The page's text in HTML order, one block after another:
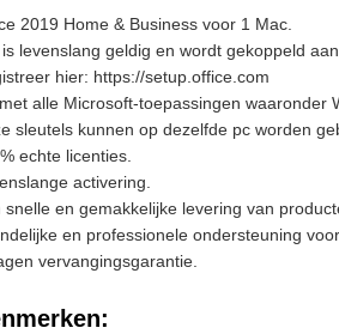
2019 Home & Business voor 1 Mac.
is levenslang geldig en wordt gekoppeld
hier: https://setup.office.com
alle Microsoft-toepassingen waaronder
sleutels kunnen op dezelfde pc worden
echte licenties.
activering.
snelle en gemakkelijke levering van
en professionele ondersteuning
vervangingsgarantie.